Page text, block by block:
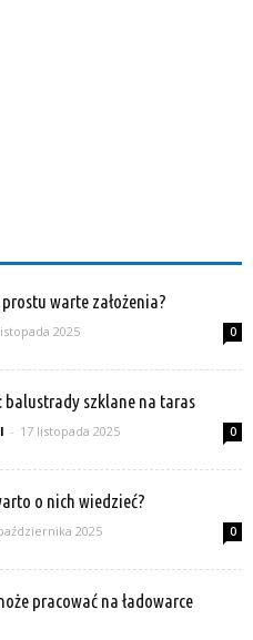
warte założenia?
2025 0
balustrady szklane na taras
- 17 listopada 2025 0
o nich wiedzieć?
2025 0
pracować na ładowarce